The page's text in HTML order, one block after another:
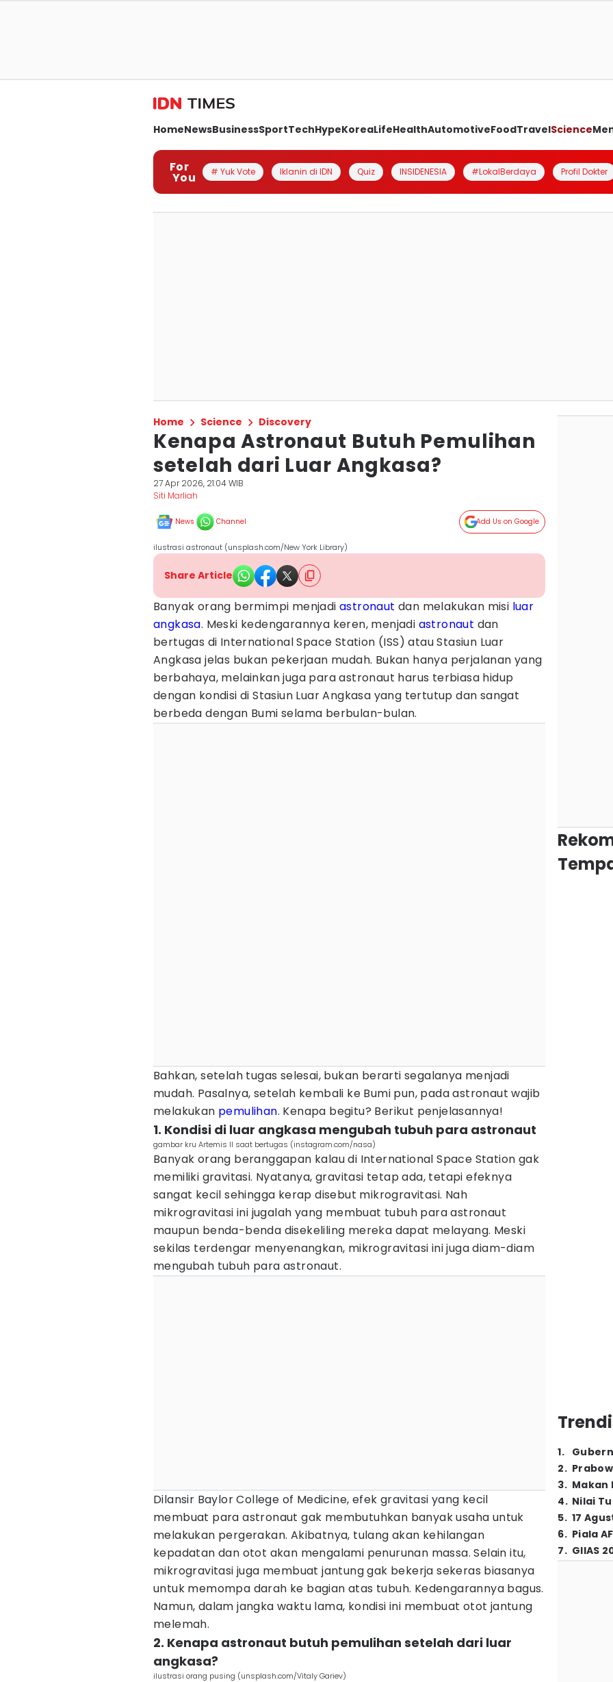
HomeNewsBusinessSportTechHypeKoreaLifeHealthAutomotiveFoodTravelScience
For
You # Yuk Vote Iklanin di IDN Quiz INSIDENESIA #LokalBerdaya Profil Dokter
Home Science Discovery
Kenapa Astronaut Butuh Pemulihan
setelah dari Luar Angkasa?
27 Apr 2026, 21:04 WIB
Siti Marliah
News Channel Add Us on Google
ilustrasi astronaut (unsplash.com/New York Library)
Share Article
Banyak orang bermimpi menjadi astronaut dan melakukan misi luar
angkasa. Meski kedengarannya keren, menjadi astronaut dan
bertugas di International Space Station (ISS) atau Stasiun Luar
Angkasa jelas bukan pekerjaan mudah. Bukan hanya perjalanan yang
berbahaya, melainkan juga para astronaut harus terbiasa hidup
dengan kondisi di Stasiun Luar Angkasa yang tertutup dan sangat
berbeda dengan Bumi selama berbulan-bulan.
Bahkan, setelah tugas selesai, bukan berarti segalanya menjadi
mudah. Pasalnya, setelah kembali ke Bumi pun, pada astronaut wajib
melakukan pemulihan. Kenapa begitu? Berikut penjelasannya!
1. Kondisi di luar angkasa mengubah tubuh para astronaut
gambar kru Artemis II saat bertugas (instagram.com/nasa)
Banyak orang beranggapan kalau di International Space Station gak
memiliki gravitasi. Nyatanya, gravitasi tetap ada, tetapi efeknya
sangat kecil sehingga kerap disebut mikrogravitasi. Nah
mikrogravitasi ini jugalah yang membuat tubuh para astronaut
maupun benda-benda disekeliling mereka dapat melayang. Meski
sekilas terdengar menyenangkan, mikrogravitasi ini juga diam-diam
mengubah tubuh para astronaut.
Dilansir Baylor College of Medicine, efek gravitasi yang kecil
membuat para astronaut gak membutuhkan banyak usaha untuk
melakukan pergerakan. Akibatnya, tulang akan kehilangan
kepadatan dan otot akan mengalami penurunan massa. Selain itu,
mikrogravitasi juga membuat jantung gak bekerja sekeras biasanya
untuk memompa darah ke bagian atas tubuh. Kedengarannya bagus.
Namun, dalam jangka waktu lama, kondisi ini membuat otot jantung
melemah.
2. Kenapa astronaut butuh pemulihan setelah dari luar
angkasa?
ilustrasi orang pusing (unsplash.com/Vitaly Gariev)
1.
2.
3. Makan
4. Nilai
5. 17
6. Piala
7. GIIAS